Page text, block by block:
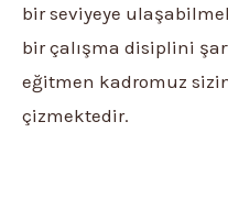
bir seviyeye
bir çalışma disiplini
eğitmen kadromuz
çizmektedir.